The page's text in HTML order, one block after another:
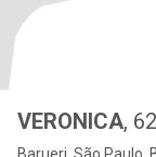
VERONICA, 62